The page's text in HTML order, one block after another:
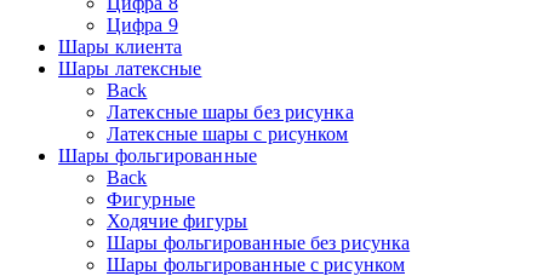
Цифра 9
Шары клиента
Шары латексные
Back
Латексные шары без рисунка
Латексные шары с рисунком
Шары фольгированные
Back
Фигурные
Ходячие фигуры
Шары фольгированные без рисунка
Шары фольгированные с рисунком